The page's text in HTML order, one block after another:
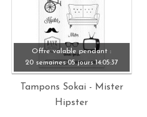
Offre valable pendant :
20 semaines 05 jours 14:05:37
Tampons Sokai - Mister
Hipster